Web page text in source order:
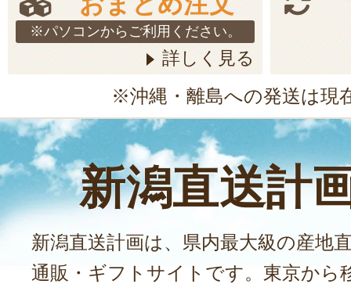
※パソコンからご利用ください。
詳しく見る
※沖縄・離島への発送は現
新潟直送計
新潟直送計画は、県内最大級の産地
通販・ギフトサイトです。東京から